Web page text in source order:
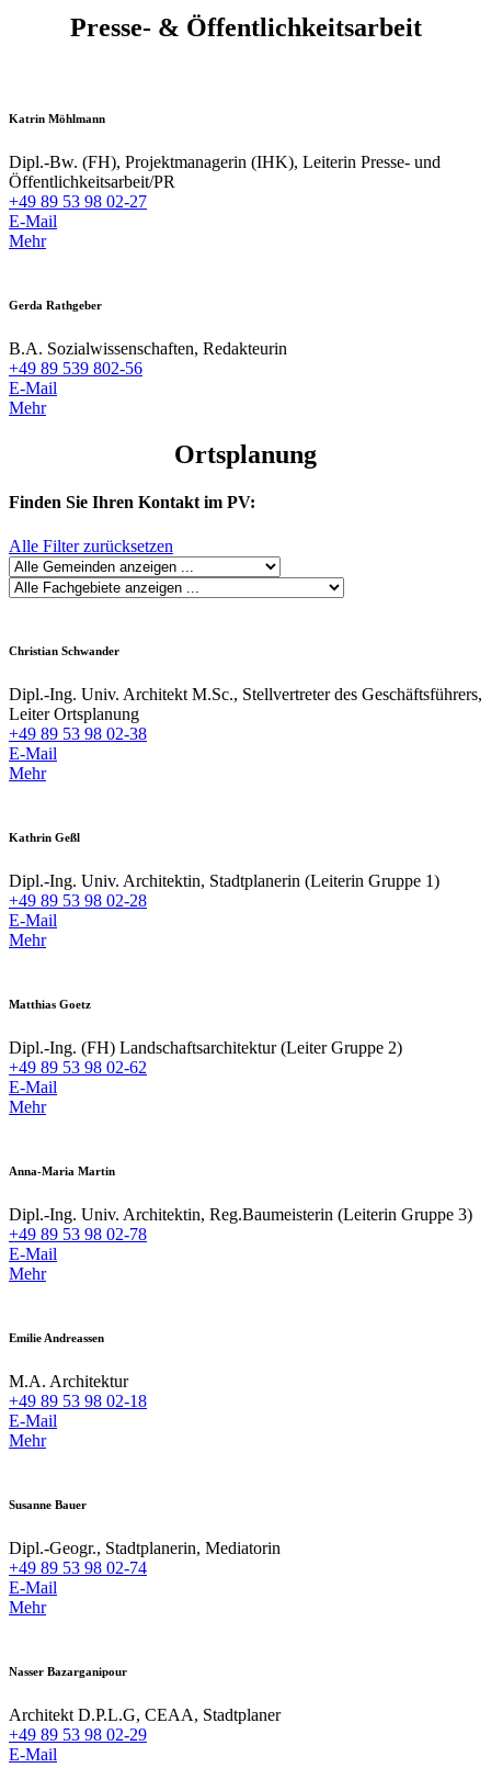
Presse- & Öffentlichkeitsarbeit
Katrin Möhlmann
Dipl.-Bw. (FH), Projektmanagerin (IHK), Leiterin Presse- und
Öffentlichkeitsarbeit/PR
+49 89 53 98 02-27
E-Mail
Mehr
Gerda Rathgeber
B.A. Sozialwissenschaften, Redakteurin
+49 89 539 802-56
E-Mail
Mehr
Ortsplanung
Finden Sie Ihren Kontakt im PV:
Alle Filter zurücksetzen
Christian Schwander
Dipl.-Ing. Univ. Architekt M.Sc., Stellvertreter des Geschäftsführers,
Leiter Ortsplanung
+49 89 53 98 02-38
E-Mail
Mehr
Kathrin Geßl
Dipl.-Ing. Univ. Architektin, Stadtplanerin (Leiterin Gruppe 1)
+49 89 53 98 02-28
E-Mail
Mehr
Matthias Goetz
Dipl.-Ing. (FH) Landschaftsarchitektur (Leiter Gruppe 2)
+49 89 53 98 02-62
E-Mail
Mehr
Anna-Maria Martin
Dipl.-Ing. Univ. Architektin, Reg.Baumeisterin (Leiterin Gruppe 3)
+49 89 53 98 02-78
E-Mail
Mehr
Emilie Andreassen
M.A. Architektur
+49 89 53 98 02-18
E-Mail
Mehr
Susanne Bauer
Dipl.-Geogr., Stadtplanerin, Mediatorin
+49 89 53 98 02-74
E-Mail
Mehr
Nasser Bazarganipour
Architekt D.P.L.G, CEAA, Stadtplaner
+49 89 53 98 02-29
E-Mail